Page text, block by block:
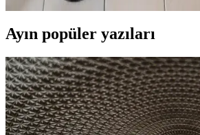
Ayın popüler yazıları